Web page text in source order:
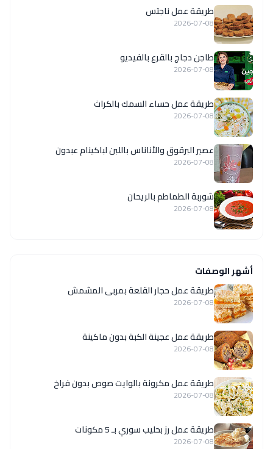
طريقة عمل ناجتس
2026-07-08
طاجن دجاج بالقرع بالفيديو
2026-07-08
طريقة عمل حساء السمك بالكراث
2026-07-08
عصير البرقوق والأناناس باللبن لباكينام عبدون
2026-07-08
شوربة الطماطم بالريحان
2026-07-08
أشهر الوصفات
طريقة عمل حجار القلعة بمربى المشمش
2026-07-08
طريقة عمل عجينة الكبة بدون ماكينة
2026-07-08
طريقة عمل مكرونة بالوايت صوص بدون فراخ
2026-07-08
طريقة عمل رز بحليب سوري بـ 5 مكونات
2026-07-08